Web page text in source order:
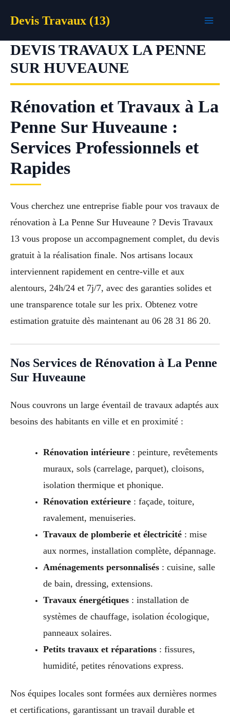
Devis Travaux (13)
DEVIS TRAVAUX LA PENNE
SUR HUVEAUNE
Rénovation et Travaux à La
Penne Sur Huveaune :
Services Professionnels et
Rapides
Vous cherchez une entreprise fiable pour vos travaux de
rénovation à La Penne Sur Huveaune ? Devis Travaux
13 vous propose un accompagnement complet, du devis
gratuit à la réalisation finale. Nos artisans locaux
interviennent rapidement en centre-ville et aux
alentours, 24h/24 et 7j/7, avec des garanties solides et
une transparence totale sur les prix. Obtenez votre
estimation gratuite dès maintenant au 06 28 31 86 20.
Nos Services de Rénovation à La Penne
Sur Huveaune
Nous couvrons un large éventail de travaux adaptés aux
besoins des habitants en ville et en proximité :
Rénovation intérieure: peinture, revêtements
muraux, sols (carrelage, parquet), cloisons,
isolation thermique et phonique.
Rénovation extérieure: façade, toiture,
ravalement, menuiseries.
Travaux de plomberie et électricité: mise
aux normes, installation complète, dépannage.
Aménagements personnalisés: cuisine, salle
de bain, dressing, extensions.
Travaux énergétiques: installation de
systèmes de chauffage, isolation écologique,
panneaux solaires.
Petits travaux et réparations: fissures,
humidité, petites rénovations express.
Nos équipes locales sont formées aux dernières normes
et certifications, garantissant un travail durable et